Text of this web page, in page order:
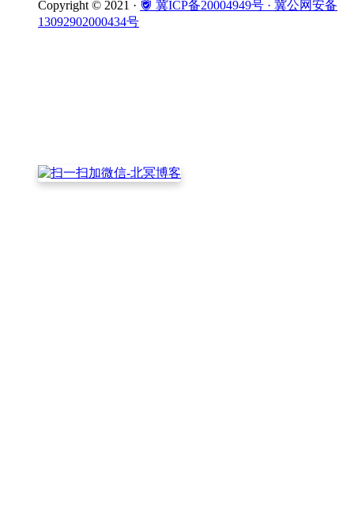
Copyright © 2021 · 冀ICP备20004949号 · 冀公网安备
13092902000434号